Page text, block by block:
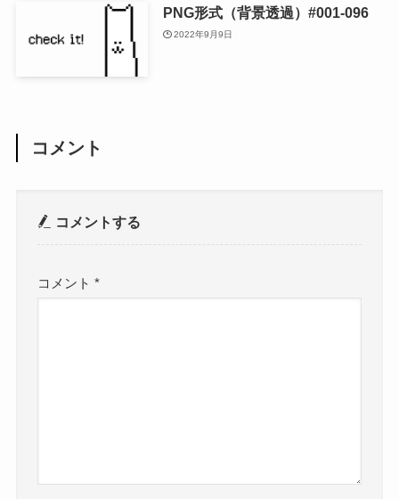
PNG形式（背景透過）#001-096
2022年9月9日
コメント
コメントする
コメント*